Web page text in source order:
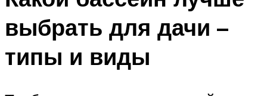
выбрать для дачи –
типы и виды